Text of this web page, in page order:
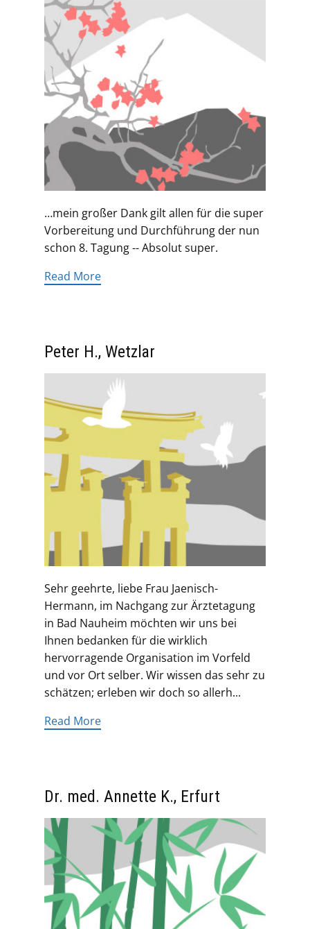
…mein großer Dank gilt allen für die super
Vorbereitung und Durchführung der nun
schon 8. Tagung -- Absolut super.
Read More
Peter H., Wetzlar
Sehr geehrte, liebe Frau Jaenisch-
Hermann, im Nachgang zur Ärztetagung
in Bad Nauheim möchten wir uns bei
Ihnen bedanken für die wirklich
hervorragende Organisation im Vorfeld
und vor Ort selber. Wir wissen das sehr zu
schätzen; erleben wir doch so allerh...
Read More
Dr. med. Annette K., Erfurt